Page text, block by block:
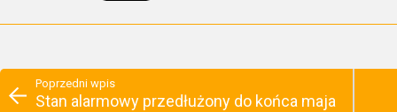
Poprzedni wpis
Stan alarmowy przedłużony do końca maja